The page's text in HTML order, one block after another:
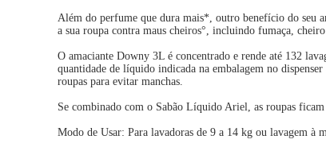
Além do perfume que dura mais*, outro benefício do seu
a sua roupa contra maus cheiros°, incluindo fumaça,
O amaciante Downy 3L é concentrado e rende até 132
quantidade de líquido indicada na embalagem no
roupas para evitar manchas.
Se combinado com o Sabão Líquido Ariel, as roupas
Modo de Usar: Para lavadoras de 9 a 14 kg ou lavagem